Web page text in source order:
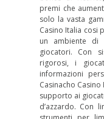
premi che
solo la vasta
Casino Italia cosi
un ambiente
giocatori. Con
rigorosi, i
informazioni
Casinacho
supporto ai
d’azzardo. Con